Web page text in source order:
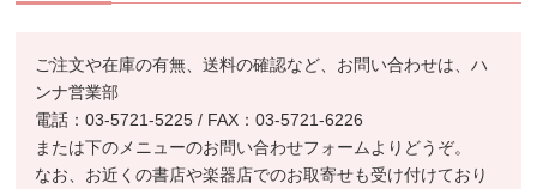
ご注文や在庫の有無、送料の確認など、お問い合わせは、ハ
ンナ営業部
電話：03-5721-5225 / FAX：03-5721-6226
または下のメニューのお問い合わせフォームよりどうぞ。
なお、お近くの書店や楽器店でのお取寄せも受け付けており